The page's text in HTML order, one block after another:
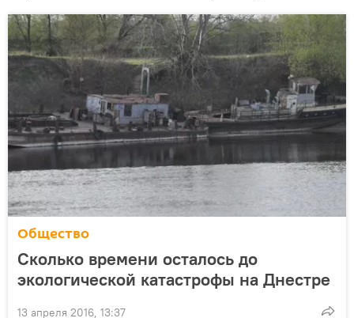
Общество
Сколько времени осталось до
экологической катастрофы на Днестре
13 апреля 2016, 13:37